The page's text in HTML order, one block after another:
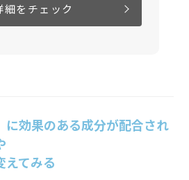
細をチェック
効果のある成分が配合され
えてみる